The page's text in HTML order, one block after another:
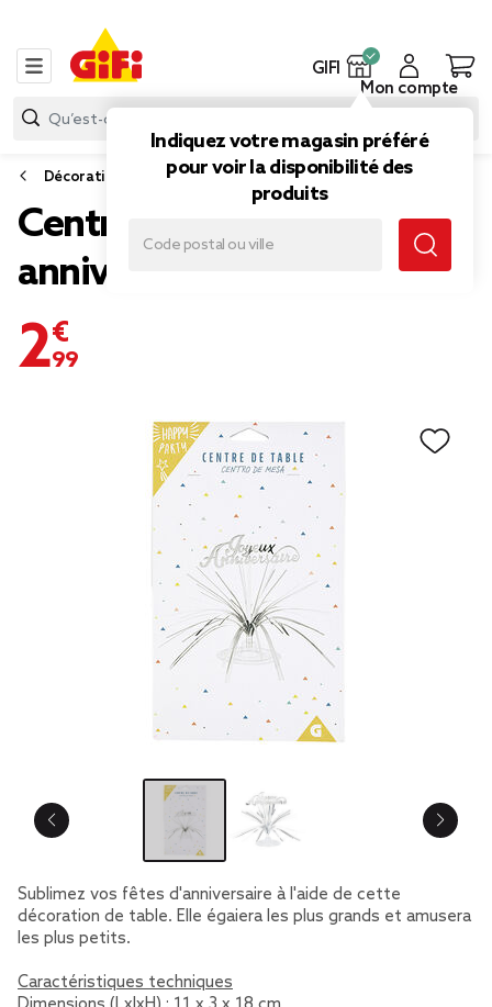
GIFI
Indiquez votre magasin préféré
pour voir la disponibilité des
produits
Mon compte
Décoration de fête
Centre de table "Joyeux
anniversaire" argenté
2,99 €
Sublimez vos fêtes d'anniversaire à l'aide de cette
décoration de table. Elle égaiera les plus grands et amusera
les plus petits.
Caractéristiques techniques